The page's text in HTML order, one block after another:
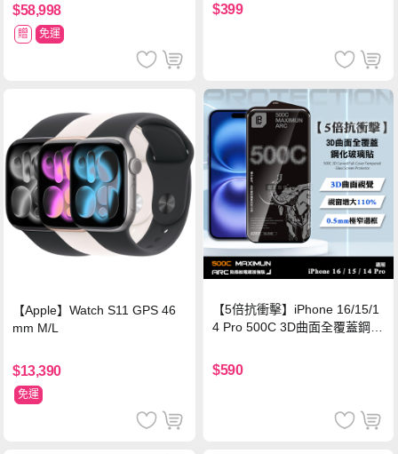
$58,998
贈 免運
$399
【Apple】Watch S11 GPS 46
mm M/L
$13,390
免運
【5倍抗衝擊】iPhone 16/15/1
4 Pro 500C 3D曲面全覆蓋鋼化
保護貼
$590